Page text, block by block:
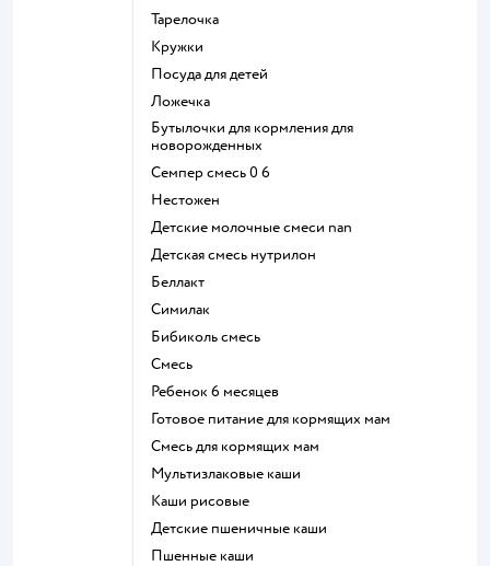
тарелочка
кружки
посуда для детей
ложечка
бутылочки для кормления для
новорожденных
семпер смесь 0 6
нестожен
Детские молочные смеси nan
детская смесь нутрилон
беллакт
симилак
бибиколь смесь
смесь
ребенок 6 месяцев
готовое питание для кормящих мам
смесь для кормящих мам
Мультизлаковые каши
Каши рисовые
Детские пшеничные каши
Пшенные каши